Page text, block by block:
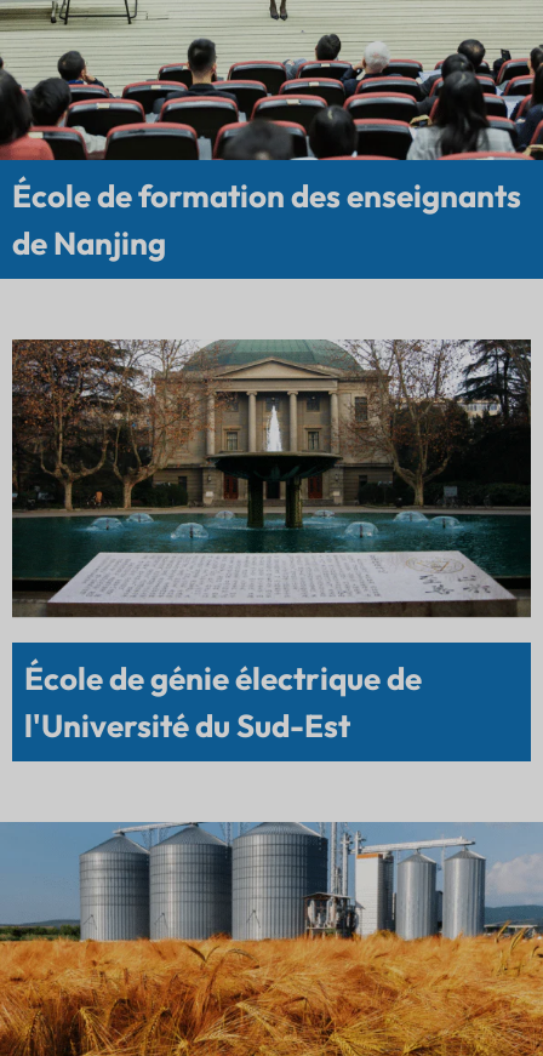
École de formation des enseignants
de Nanjing
École de génie électrique de
l'Université du Sud-Est